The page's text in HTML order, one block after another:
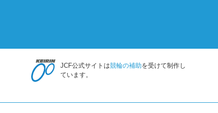
JCF公式サイトは競輪の補助を受けて制作し
ています。